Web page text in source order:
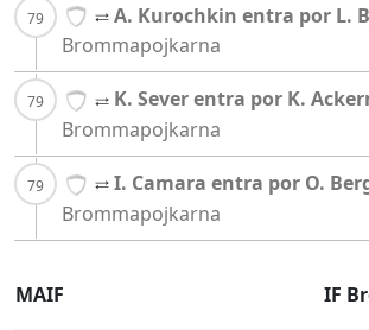
A. Kurochkin entra por L.
Brommapojkarna
K. Sever entra por K.
Brommapojkarna
I. Camara entra por O.
Brommapojkarna
MAIF IF